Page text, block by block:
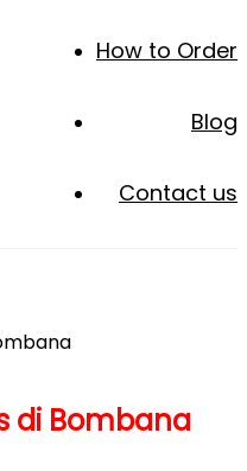
How to Order
Blog
Contact us
di Bombana